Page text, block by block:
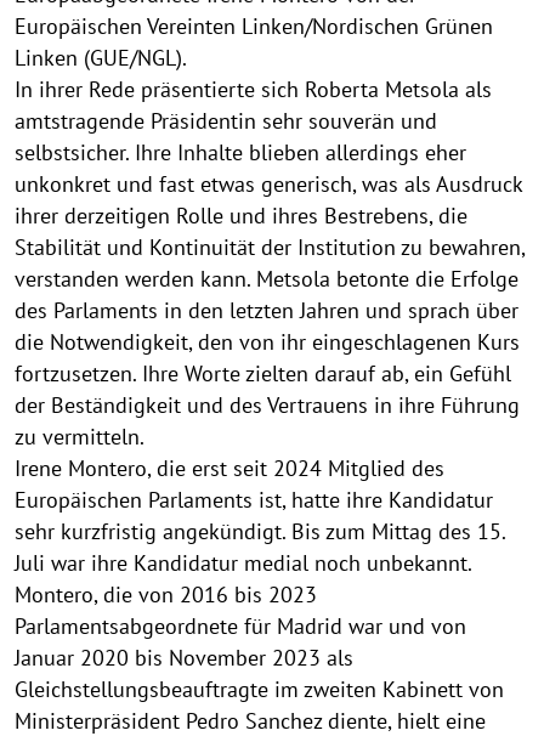
Europäischen Vereinten Linken/Nordischen Grünen
Linken (GUE/NGL).
In ihrer Rede präsentierte sich Roberta Metsola als
amtstragende Präsidentin sehr souverän und
selbstsicher. Ihre Inhalte blieben allerdings eher
unkonkret und fast etwas generisch, was als Ausdruck
ihrer derzeitigen Rolle und ihres Bestrebens, die
Stabilität und Kontinuität der Institution zu bewahren,
verstanden werden kann. Metsola betonte die Erfolge
des Parlaments in den letzten Jahren und sprach über
die Notwendigkeit, den von ihr eingeschlagenen Kurs
fortzusetzen. Ihre Worte zielten darauf ab, ein Gefühl
der Beständigkeit und des Vertrauens in ihre Führung
zu vermitteln.
Irene Montero, die erst seit 2024 Mitglied des
Europäischen Parlaments ist, hatte ihre Kandidatur
sehr kurzfristig angekündigt. Bis zum Mittag des 15.
Juli war ihre Kandidatur medial noch unbekannt.
Montero, die von 2016 bis 2023
Parlamentsabgeordnete für Madrid war und von
Januar 2020 bis November 2023 als
Gleichstellungsbeauftragte im zweiten Kabinett von
Ministerpräsident Pedro Sanchez diente, hielt eine